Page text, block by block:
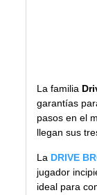
La familia
garantías
pasos en el
llegan sus
La DRIVE
jugador
ideal para